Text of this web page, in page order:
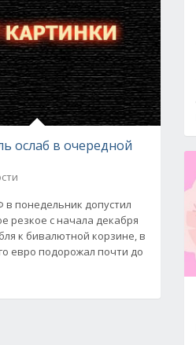
ослаб в очередной
понедельник допустил
резкое с начала декабря
к бивалютной корзине, в
евро подорожал почти до